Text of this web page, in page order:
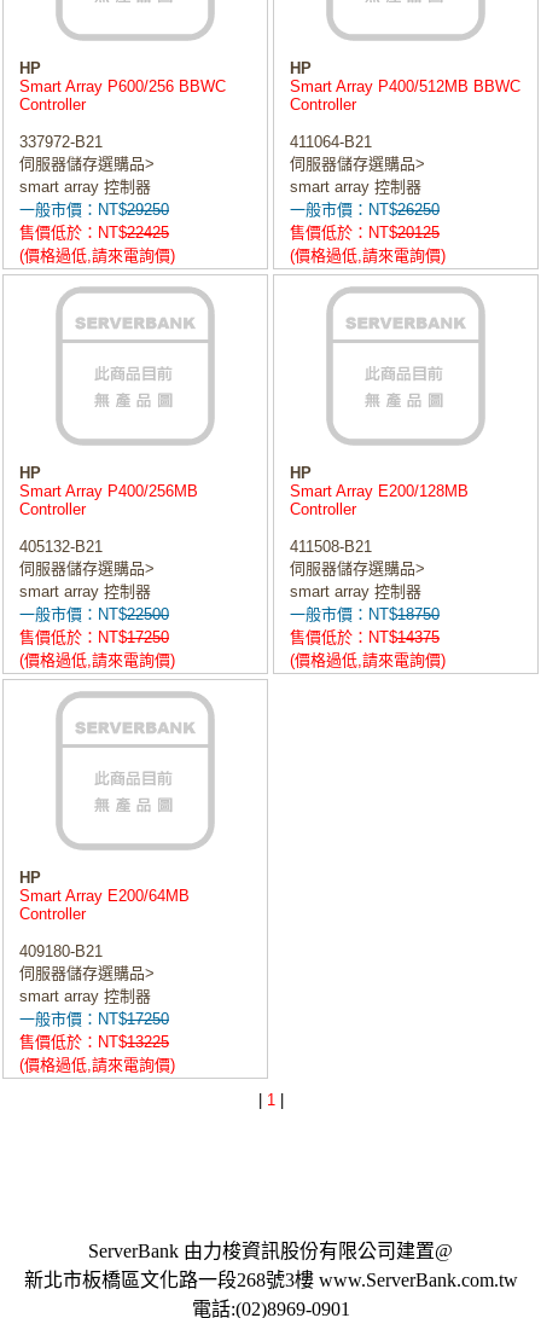
HP
Smart Array P600/256 BBWC
Controller
337972-B21
伺服器儲存選購品>
smart array 控制器
一般市價：NT$29250
售價低於：NT$22425
(價格過低,請來電詢價)
HP
Smart Array P400/512MB BBWC
Controller
411064-B21
伺服器儲存選購品>
smart array 控制器
一般市價：NT$26250
售價低於：NT$20125
(價格過低,請來電詢價)
HP
Smart Array P400/256MB
Controller
405132-B21
伺服器儲存選購品>
smart array 控制器
一般市價：NT$22500
售價低於：NT$17250
(價格過低,請來電詢價)
HP
Smart Array E200/128MB
Controller
411508-B21
伺服器儲存選購品>
smart array 控制器
一般市價：NT$18750
售價低於：NT$14375
(價格過低,請來電詢價)
HP
Smart Array E200/64MB
Controller
409180-B21
伺服器儲存選購品>
smart array 控制器
一般市價：NT$17250
售價低於：NT$13225
(價格過低,請來電詢價)
1|
ServerBank 由力梭資訊股份有限公司建置@
新北市板橋區文化路一段268號3樓 www.ServerBank.com.tw
電話:(02)8969-0901